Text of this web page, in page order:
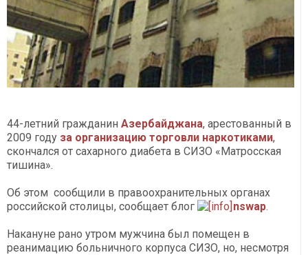
44-летний гражданин Азербайджана, арестованный в
2009 году за организацию торговли наркотиками,
скончался от сахарного диабета в СИЗО «Матросская
тишина».
Об этом сообщили в правоохранительных органах
российской столицы, сообщает блог
nswap.
Накануне рано утром мужчина был помещен в
реанимацию больничного корпуса СИЗО, но, несмотря